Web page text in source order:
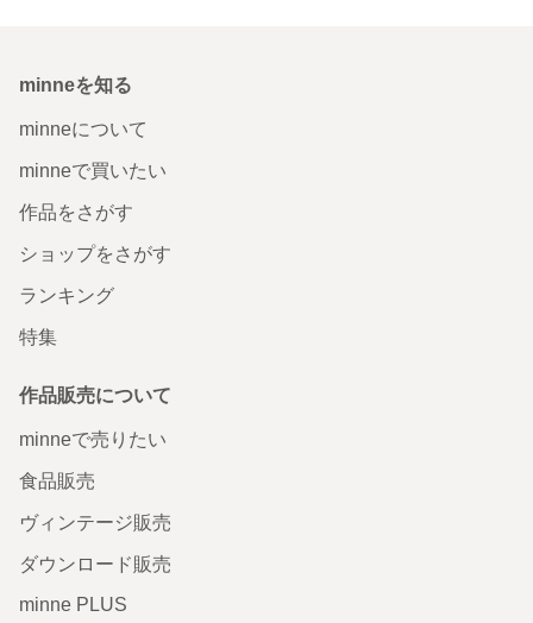
minneを知る
minneについて
minneで買いたい
作品をさがす
ショップをさがす
ランキング
特集
作品販売について
minneで売りたい
食品販売
ヴィンテージ販売
ダウンロード販売
minne PLUS